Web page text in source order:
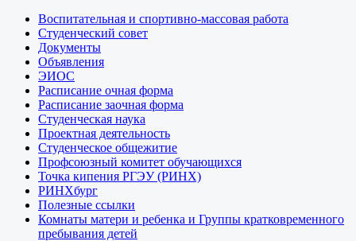
Воспитательная и спортивно-массовая работа
Студенческий совет
Документы
Объявления
ЭИОС
Расписание очная форма
Расписание заочная форма
Студенческая наука
Проектная деятельность
Студенческое общежитие
Профсоюзный комитет обучающихся
Точка кипения РГЭУ (РИНХ)
РИНХбург
Полезные ссылки
Комнаты матери и ребенка и Группы кратковременного
пребывания детей